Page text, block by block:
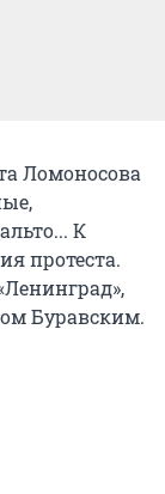
Ломоносова
К
протеста.
Буравским.